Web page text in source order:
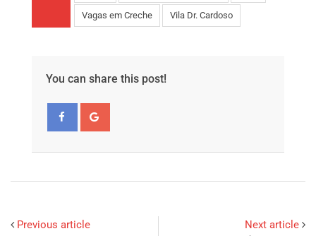
Vagas em Creche Vila Dr. Cardoso
You can share this post!
Previous article Next article